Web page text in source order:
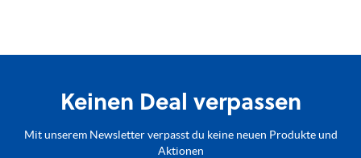
Keinen Deal verpassen
Mit unserem Newsletter verpasst du keine neuen Produkte und
Aktionen